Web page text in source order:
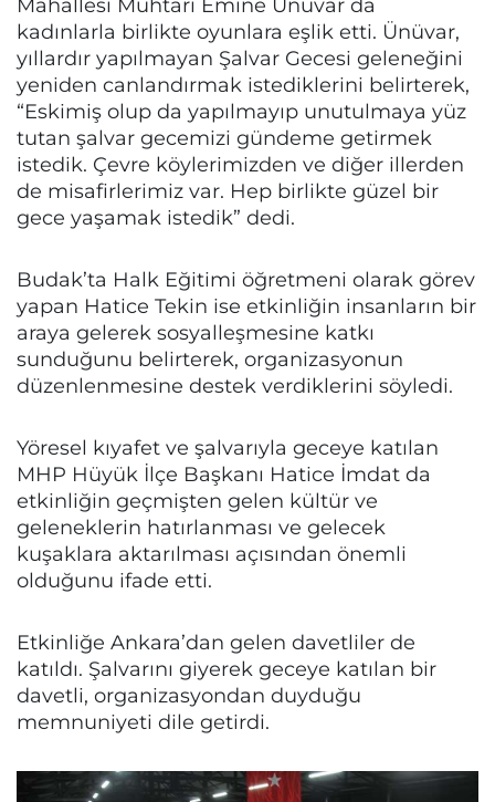
Mahallesi Muhtarı Emine Ünüvar da
kadınlarla birlikte oyunlara eşlik etti. Ünüvar,
yıllardır yapılmayan Şalvar Gecesi geleneğini
yeniden canlandırmak istediklerini belirterek,
“Eskimiş olup da yapılmayıp unutulmaya yüz
tutan şalvar gecemizi gündeme getirmek
istedik. Çevre köylerimizden ve diğer illerden
de misafirlerimiz var. Hep birlikte güzel bir
gece yaşamak istedik” dedi.
Budak’ta Halk Eğitimi öğretmeni olarak görev
yapan Hatice Tekin ise etkinliğin insanların bir
araya gelerek sosyalleşmesine katkı
sunduğunu belirterek, organizasyonun
düzenlenmesine destek verdiklerini söyledi.
Yöresel kıyafet ve şalvarıyla geceye katılan
MHP Hüyük İlçe Başkanı Hatice İmdat da
etkinliğin geçmişten gelen kültür ve
geleneklerin hatırlanması ve gelecek
kuşaklara aktarılması açısından önemli
olduğunu ifade etti.
Etkinliğe Ankara’dan gelen davetliler de
katıldı. Şalvarını giyerek geceye katılan bir
davetli, organizasyondan duyduğu
memnuniyeti dile getirdi.